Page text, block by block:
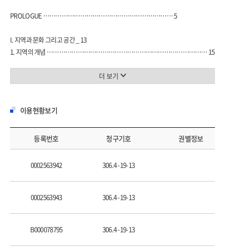
PROLOGUE ……………………………………………………… 5
I. 지역과 문화 그리고 공간 _ 13
1. 지역의 개념 …………………………………………………………………… 15
4. 문화자원 ……………………………………………………………………… 35
II. 문화지리와 환경 _ 47
2. 문화와 생태환경 ………………………………………………… 53
3. 아시아의 문화지리: 풍수
III. 도시화 _ 57
1. 도시화의 유형
더 보기
이용현황보기
등록번호 청구기호 권별정보
0002563942 306.4 -19-13
0002563943 306.4 -19-13
B000078795 306.4 -19-13